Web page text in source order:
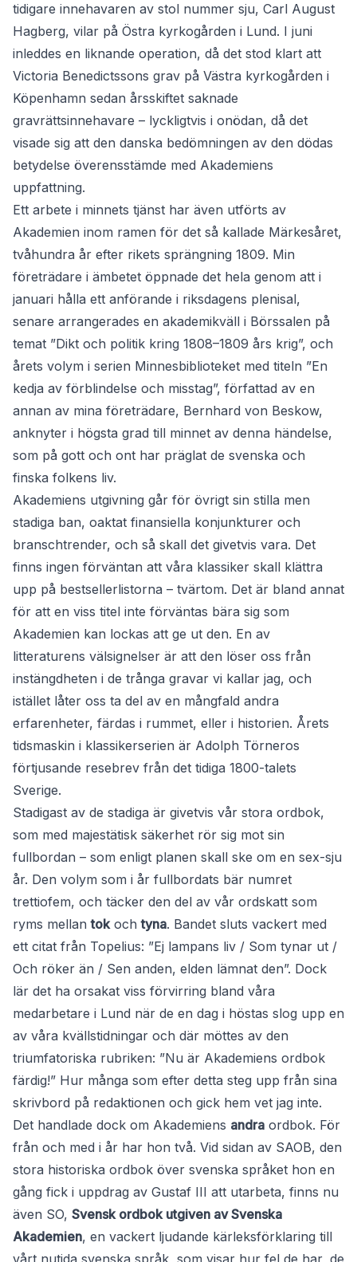
tidigare innehavaren av stol nummer sju, Carl August
Hagberg, vilar på Östra kyrkogården i Lund. I juni
inleddes en liknande operation, då det stod klart att
Victoria Benedictssons grav på Västra kyrkogården i
Köpenhamn sedan årsskiftet saknade
gravrättsinnehavare – lyckligtvis i onödan, då det
visade sig att den danska bedömningen av den dödas
betydelse överensstämde med Akademiens
uppfattning.
Ett arbete i minnets tjänst har även utförts av
Akademien inom ramen för det så kallade Märkesåret,
tvåhundra år efter rikets sprängning 1809. Min
företrädare i ämbetet öppnade det hela genom att i
januari hålla ett anförande i riksdagens plenisal,
senare arrangerades en akademikväll i Börssalen på
temat ”Dikt och politik kring 1808–1809 års krig”, och
årets volym i serien Minnesbiblioteket med titeln ”En
kedja av förblindelse och misstag”, författad av en
annan av mina företrädare, Bernhard von Beskow,
anknyter i högsta grad till minnet av denna händelse,
som på gott och ont har präglat de svenska och
finska folkens liv.
Akademiens utgivning går för övrigt sin stilla men
stadiga ban, oaktat finansiella konjunkturer och
branschtrender, och så skall det givetvis vara. Det
finns ingen förväntan att våra klassiker skall klättra
upp på bestsellerlistorna – tvärtom. Det är bland annat
för att en viss titel inte förväntas bära sig som
Akademien kan lockas att ge ut den. En av
litteraturens välsignelser är att den löser oss från
instängdheten i de trånga gravar vi kallar jag, och
istället låter oss ta del av en mångfald andra
erfarenheter, färdas i rummet, eller i historien. Årets
tidsmaskin i klassikerserien är Adolph Törneros
förtjusande resebrev från det tidiga 1800-talets
Sverige.
Stadigast av de stadiga är givetvis vår stora ordbok,
som med majestätisk säkerhet rör sig mot sin
fullbordan – som enligt planen skall ske om en sex-sju
år. Den volym som i år fullbordats bär numret
trettiofem, och täcker den del av vår ordskatt som
ryms mellantokochtyna. Bandet sluts vackert med
ett citat från Topelius: ”Ej lampans liv / Som tynar ut /
Och röker än / Sen anden, elden lämnat den”. Dock
lär det ha orsakat viss förvirring bland våra
medarbetare i Lund när de en dag i höstas slog upp en
av våra kvällstidningar och där möttes av den
triumfatoriska rubriken: ”Nu är Akademiens ordbok
färdig!” Hur många som efter detta steg upp från sina
skrivbord på redaktionen och gick hem vet jag inte.
Det handlade dock om Akademiens andra ordbok. För
från och med i år har hon två. Vid sidan av SAOB, den
stora historiska ordbok över svenska språket hon en
gång fick i uppdrag av Gustaf III att utarbeta, finns nu
även SO, Svensk ordbok utgiven av Svenska
Akademien, en vackert ljudande kärleksförklaring till